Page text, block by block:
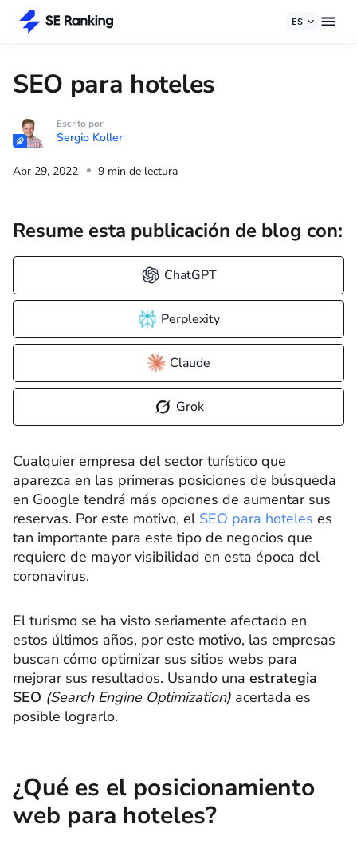
ES
SEO para hoteles
Escrito por
Sergio Koller
Abr 29, 2022 9 min de lectura
Resume esta publicación de blog con:
ChatGPT
Perplexity
Claude
Grok
Cualquier empresa del sector turístico que
aparezca en las primeras posiciones de búsqueda
en Google tendrá más opciones de aumentar sus
reservas. Por este motivo, el SEO para hoteles es
tan importante para este tipo de negocios que
requiere de mayor visibilidad en esta época del
coronavirus.
El turismo se ha visto seriamente afectado en
estos últimos años, por este motivo, las empresas
buscan cómo optimizar sus sitios webs para
mejorar sus resultados. Usando una estrategia
SEO (Search Engine Optimization) acertada es
posible lograrlo.
¿Qué es el posicionamiento
web para hoteles?